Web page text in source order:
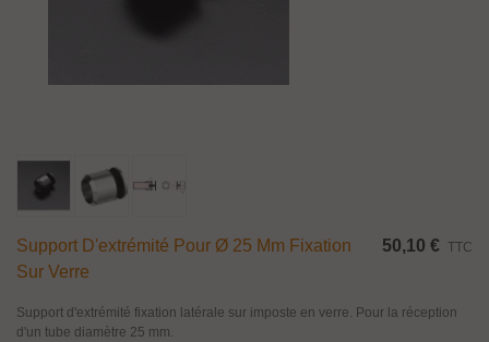
Support D'extrémité Pour Ø 25 Mm Fixation
Sur Verre
50,10 € TTC
Support d'extrémité fixation latérale sur imposte en verre. Pour la réception
d'un tube diamètre 25 mm.